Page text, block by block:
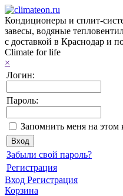
Кондиционеры и сплит-
завесы, водяные
с доставкой в Краснодар и
Climate for life
×
Логин:
Пароль:
Запомнить меня на этом
Забыли свой пароль?
Регистрация
Вход Регистрация
Корзина